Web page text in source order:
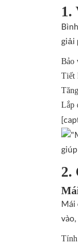
1.
giải
Bảo
Tiết
Lắp
2.
Mái